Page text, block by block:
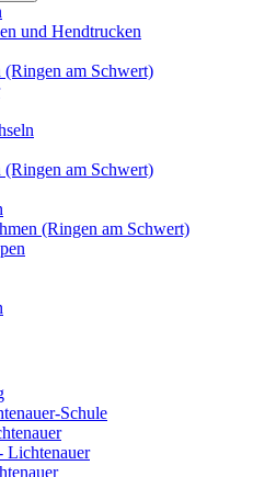
und Hendtrucken
am Schwert)
am Schwert)
(Ringen am Schwert)
Schule
Lichtenauer